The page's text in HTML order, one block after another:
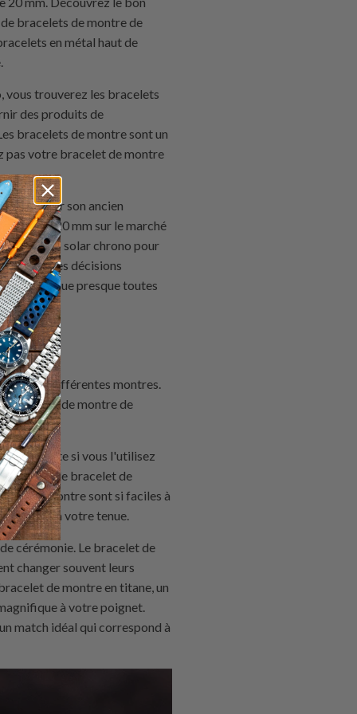
bracelets de montre de
en métal haut de
vous trouverez les bracelets
des produits de
bracelets de montre sont un
pas votre bracelet de montre
remplacer son ancien
de 20 mm sur le marché
Seiko solar chrono pour
est que ces décisions
que presque toutes
pour différentes montres.
bracelets de montre de
importe si vous l'utilisez
avons le bracelet de
de montre sont si faciles à
à votre tenue.
cérémonie. Le bracelet de
changer souvent leurs
de montre en titane, un
à votre poignet.
match idéal qui correspond à